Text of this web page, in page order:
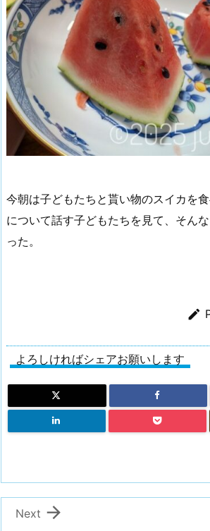
今朝は子どもたちと貰い物のスイカを
について話す子どもたちを見て、そん
った。

よろしければシェアお願いします

Next